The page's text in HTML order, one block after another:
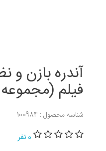
آندره بازن و
فیلم
شناسه محصول : 100984
0 نفر